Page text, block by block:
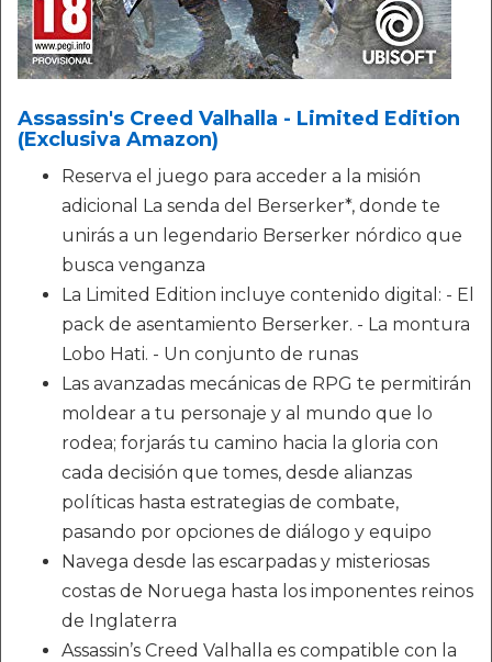
Assassin's Creed Valhalla - Limited Edition
(Exclusiva Amazon)
Reserva el juego para acceder a la misión
adicional La senda del Berserker*, donde te
unirás a un legendario Berserker nórdico que
busca venganza
La Limited Edition incluye contenido digital: - El
pack de asentamiento Berserker. - La montura
Lobo Hati. - Un conjunto de runas
Las avanzadas mecánicas de RPG te permitirán
moldear a tu personaje y al mundo que lo
rodea; forjarás tu camino hacia la gloria con
cada decisión que tomes, desde alianzas
políticas hasta estrategias de combate,
pasando por opciones de diálogo y equipo
Navega desde las escarpadas y misteriosas
costas de Noruega hasta los imponentes reinos
de Inglaterra
Assassin’s Creed Valhalla es compatible con la